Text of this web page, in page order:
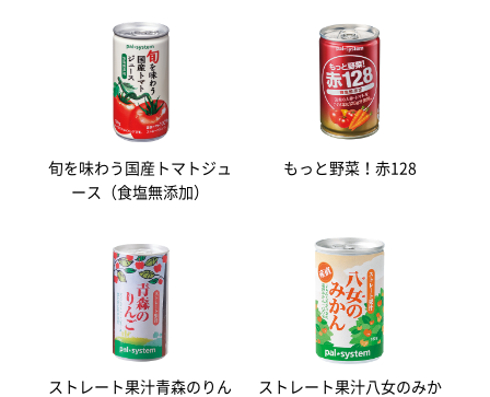
旬を味わう国産トマトジュ
ース（食塩無添加）
もっと野菜！赤128
ストレート果汁青森のりん
ストレート果汁八女のみか